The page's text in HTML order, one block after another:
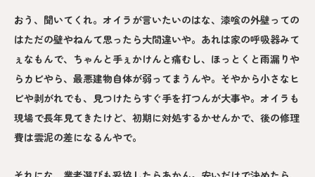
おう、聞いてくれ。オイラが言いたいのはな、漆喰の外壁っての
はただの壁やねんて思ったら大間違いや。あれは家の呼吸器みて
ぇなもんで、ちゃんと手ぇかけんと痛むし、ほっとくと雨漏りや
らカビやら、最悪建物自体が弱ってまうんや。そやから小さなヒ
ビや剥がれでも、見つけたらすぐ手を打つんが大事や。オイラも
現場で長年見てきたけど、初期に対処するかせんかで、後の修理
費は雲泥の差になるんやで。